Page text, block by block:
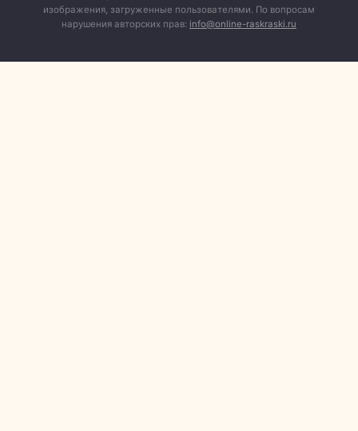
изображения, загруженные пользователями. По вопросам
нарушения авторских прав: info@online-raskraski.ru